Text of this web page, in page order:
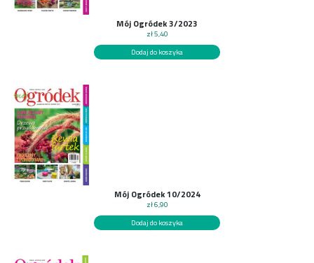
Mój Ogródek 3/2023
zł5,40
Dodaj do koszyka
Mój Ogródek 10/2024
zł6,90
Dodaj do koszyka